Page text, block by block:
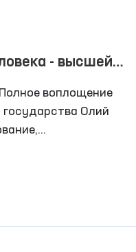
- высшей
воплощение
Олий
нашли свое место в
четко